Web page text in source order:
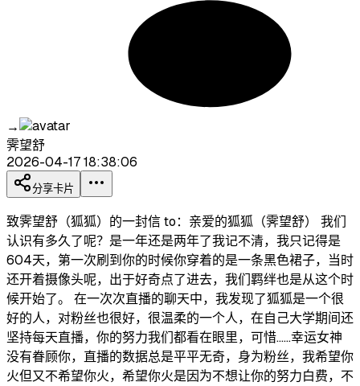
→
霁望舒
2026-04-17 18:38:06
分享卡片
致霁望舒（狐狐）的一封信 to：亲爱的狐狐（霁望舒） 我们
认识有多久了呢？是一年还是两年了我记不清，我只记得是
604天，第一次刷到你的时候你穿着的是一条黑色裙子，当时
还开着摄像头呢，出于好奇点了进去，我们羁绊也是从这个时
候开始了。 在一次次直播的聊天中，我发现了狐狐是一个很
好的人，对粉丝也很好，很温柔的一个人，在自己大学期间还
坚持每天直播，你的努力我们都看在眼里，可惜……幸运女神
没有眷顾你，直播的数据总是平平无奇，身为粉丝，我希望你
火但又不希望你火，希望你火是因为不想让你的努力白费，不